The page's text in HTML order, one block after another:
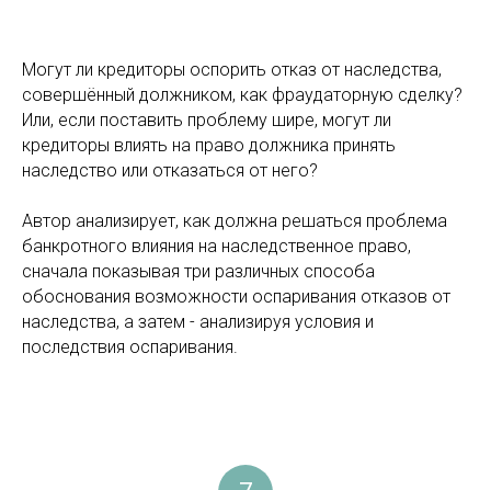
Могут ли кредиторы оспорить отказ от наследства,
совершённый должником, как фраудаторную сделку?
Или, если поставить проблему шире, могут ли
кредиторы влиять на право должника принять
наследство или отказаться от него?
Автор анализирует, как должна решаться проблема
банкротного влияния на наследственное право,
сначала показывая три различных способа
обоснования возможности оспаривания отказов от
наследства, а затем - анализируя условия и
последствия оспаривания.